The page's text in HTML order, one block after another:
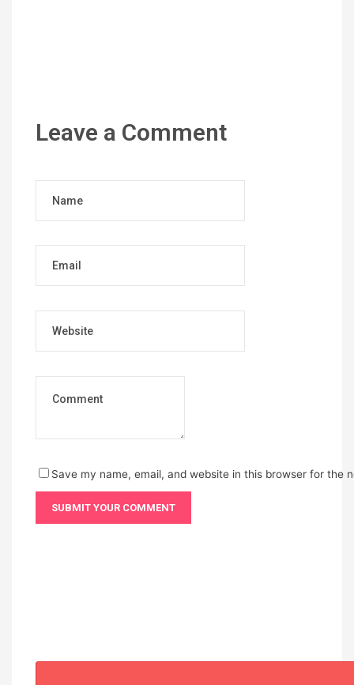
Leave a Comment
Name
Save my name, email, and website in this browser for the